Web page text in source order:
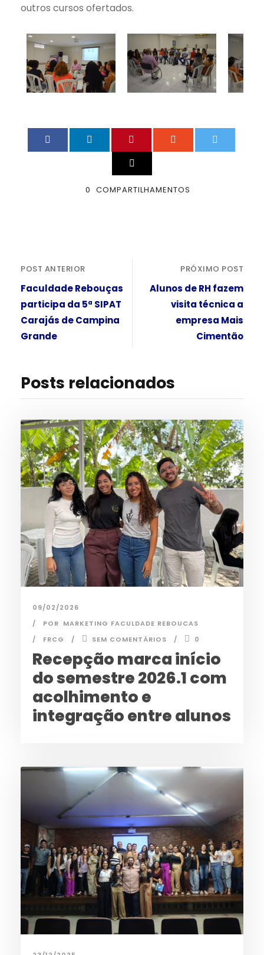
outros cursos ofertados.
0 COMPARTILHAMENTOS
POST ANTERIOR
Faculdade Rebouças
participa da 5ª SIPAT
Carajás de Campina
Grande
PRÓXIMO POST
Alunos de RH fazem
visita técnica a
empresa Mais
Cimentão
Posts relacionados
09/02/2026
POR MARKETING FACULDADE REBOUCAS
FRCG
SEM COMENTÁRIOS 0
Recepção marca início
do semestre 2026.1 com
acolhimento e
integração entre alunos